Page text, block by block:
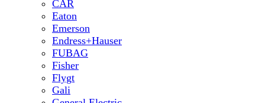
CAR
Eaton
Emerson
Endress+Hauser
FUBAG
Fisher
Flygt
Gali